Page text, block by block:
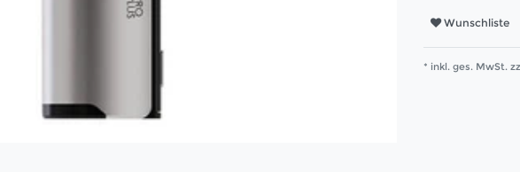
Wunschliste
* inkl. ges. MwSt.